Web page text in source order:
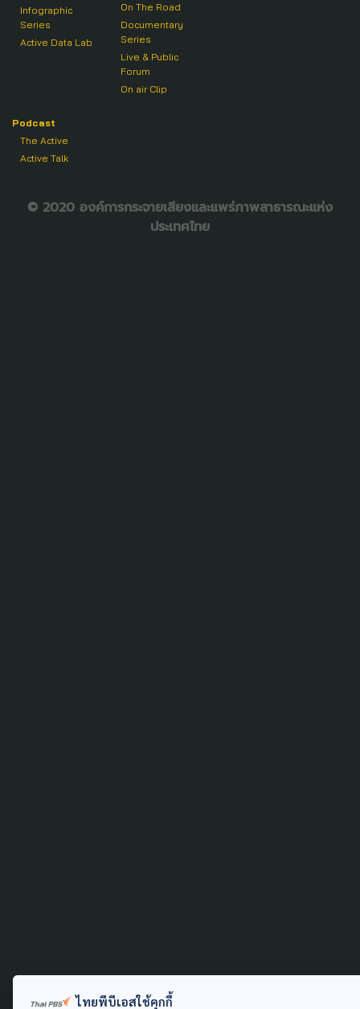
Infographic
Series
Active Data Lab
On The Road
Documentary
Series
Live & Public
Forum
On air Clip
Podcast
The Active
Active Talk
© 2020 องค์การกระจายเสียงและแพร่ภาพสาธารณะแห่ง
ประเทศไทย
ไทยพีบีเอสใช้คุกกี้